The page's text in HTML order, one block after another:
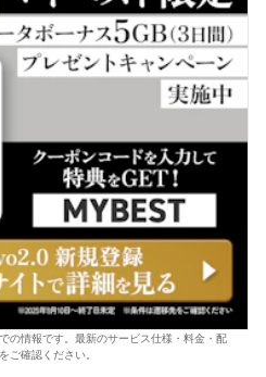
の情報です。最新のサービス仕様・料金・配
ご確認ください。